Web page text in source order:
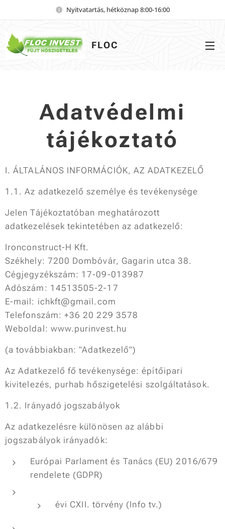
Nyitvatartás, hétköznap 8:00-16:00
FLOC
Adatvédelmi
tájékoztató
I. ÁLTALÁNOS INFORMÁCIÓK, AZ ADATKEZELŐ
1.1. Az adatkezelő személye és tevékenysége
Jelen Tájékoztatóban meghatározott
adatkezelések tekintetében az adatkezelő:
Ironconstruct-H Kft.
Székhely: 7200 Dombóvár, Gagarin utca 38.
Cégjegyzékszám: 17-09-013987
Adószám: 14513505-2-17
E-mail: ichkft@gmail.com
Telefonszám: +36 20 229 3578
Weboldal: www.purinvest.hu
(a továbbiakban: "Adatkezelő")
Az Adatkezelő fő tevékenysége: építőipari
kivitelezés, purhab hőszigetelési szolgáltatások.
1.2. Irányadó jogszabályok
Az adatkezelésre különösen az alábbi
jogszabályok irányadók:
Európai Parlament és Tanács (EU) 2016/679
rendelete (GDPR)
évi CXII. törvény (Info tv.)